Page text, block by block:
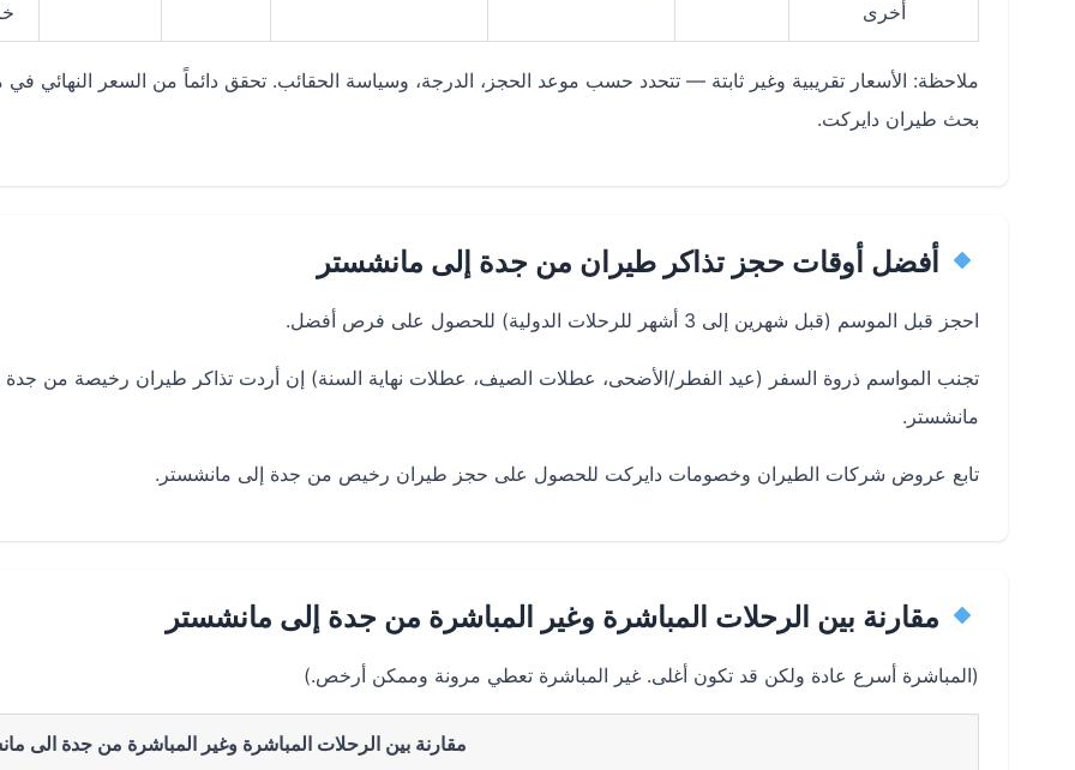
أخرى
ملاحظة: الأسعار تقريبية وغير ثابتة — تتحدد حسب موعد الحجز، الدرجة، وسياسة الحقائب. تحقق دائماً من السعر النهائي
بحث طيران دايركت.
أفضل أوقات حجز تذاكر طيران من جدة إلى مانشستر
احجز قبل الموسم (قبل شهرين إلى 3 أشهر للرحلات الدولية) للحصول على فرص أفضل.
تجنب المواسم ذروة السفر (عيد الفطر/الأضحى، عطلات الصيف، عطلات نهاية السنة) إن أردت تذاكر طيران رخيصة من جدة
مانشستر.
تابع عروض شركات الطيران وخصومات دايركت للحصول على حجز طيران رخيص من جدة إلى مانشستر.
مقارنة بين الرحلات المباشرة وغير المباشرة من جدة إلى مانشستر
(المباشرة أسرع عادة ولكن قد تكون أغلى. غير المباشرة تعطي مرونة وممكن أرخص.)
مقارنة بين الرحلات المباشرة وغير المباشرة من جدة الى